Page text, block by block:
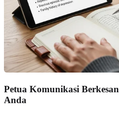
Petua Komunikasi
Anda